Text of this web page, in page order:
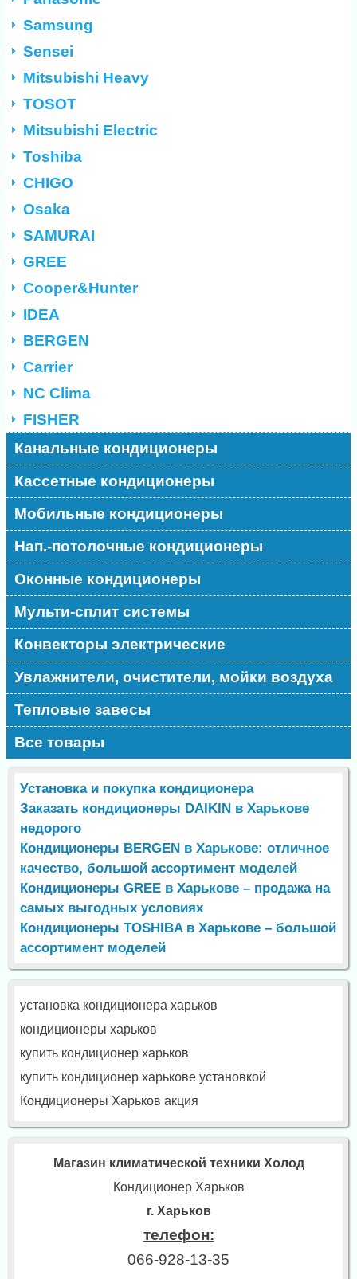
Samsung
Sensei
Mitsubishi Heavy
TOSOT
Mitsubishi Electric
Toshiba
CHIGO
Osaka
SAMURAI
GREE
Cooper&Hunter
IDEA
BERGEN
Carrier
NC Clima
FISHER
Канальные кондиционеры
Кассетные кондиционеры
Мобильные кондиционеры
Нап.-потолочные кондиционеры
Оконные кондиционеры
Мульти-сплит системы
Конвекторы электрические
Увлажнители, очистители, мойки воздуха
Тепловые завесы
Все товары
Установка и покупка кондиционера
Заказать кондиционеры DAIKIN в Харькове
недорого
Кондиционеры BERGEN в Харькове: отличное
качество, большой ассортимент моделей
Кондиционеры GREE в Харькове – продажа на
самых выгодных условиях
Кондиционеры TOSHIBA в Харькове – большой
ассортимент моделей
установка кондиционера харьков
кондиционеры харьков
купить кондиционер харьков
купить кондиционер харькове установкой
Кондиционеры Харьков акция
Магазин климатической техники Холод
Кондиционер Харьков
г. Харьков
телефон:
066-928-13-35